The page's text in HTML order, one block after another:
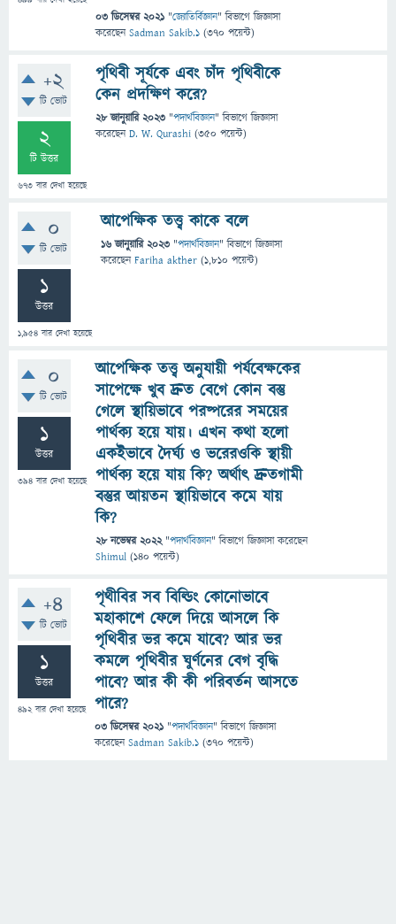
03 ডিসেম্বর 2021 "জ্যোতির্বিজ্ঞান" বিভাগে জিজ্ঞাসা
করেছেনSadman Sakib.1 (370 পয়েন্ট)
+2
টি ভোট
2
টি উত্তর
673 বার দেখা হয়েছে
পৃথিবী সূর্যকে এবং চাঁদ পৃথিবীকে
কেন প্রদক্ষিণ করে?
28 জানুয়ারি 2023 "পদার্থবিজ্ঞান" বিভাগে জিজ্ঞাসা
করেছেনD. W. Qurashi (350 পয়েন্ট)
0
টি ভোট
1
উত্তর
1,954 বার দেখা হয়েছে
আপেক্ষিক তত্ত্ব কাকে বলে
16 জানুয়ারি 2023 "পদার্থবিজ্ঞান" বিভাগে জিজ্ঞাসা
করেছেনFariha akther (1,810 পয়েন্ট)
0
টি ভোট
1
উত্তর
394 বার দেখা হয়েছে
আপেক্ষিক তত্ত্ব অনুযায়ী পর্যবেক্ষকের
সাপেক্ষে খুব দ্রুত বেগে কোন বস্তু
গেলে স্থায়িভাবে পরষ্পরের সময়ের
পার্থক্য হয়ে যায়। এখন কথা হলো
একইভাবে দৈর্ঘ্য ও ভরেরওকি স্থায়ী
পার্থক্য হয়ে যায় কি? অর্থাৎ দ্রুতগামী
বস্তুর আয়তন স্থায়িভাবে কমে যায়
কি?
28 নভেম্বর 2022 "পদার্থবিজ্ঞান" বিভাগে জিজ্ঞাসাকরেছেন
Shimul (140 পয়েন্ট)
+4
টি ভোট
1
উত্তর
492বার দেখা হয়েছে
পৃথীবির সব বিল্ডিং কোনোভাবে
মহাকাশে ফেলে দিয়ে আসলে কি
পৃথিবীর ভর কমে যাবে? আর ভর
কমলে পৃথিবীর ঘুর্ণনের বেগ বৃদ্ধি
পাবে? আর কী কী পরিবর্তন আসতে
পারে?
03 ডিসেম্বর 2021 "পদার্থবিজ্ঞান" বিভাগে জিজ্ঞাসা
করেছেনSadman Sakib.1 (370 পয়েন্ট)